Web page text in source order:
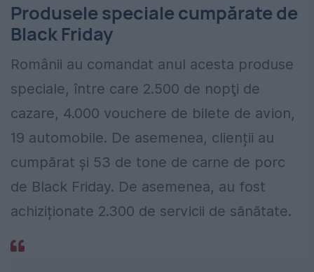
Produsele speciale cumpărate de
Black Friday
Românii au comandat anul acesta produse
speciale, între care 2.500 de nopţi de
cazare, 4.000 vouchere de bilete de avion,
19 automobile. De asemenea, clienții au
cumpărat și 53 de tone de carne de porc
de Black Friday. De asemenea, au fost
achiziționate 2.300 de servicii de sănătate.